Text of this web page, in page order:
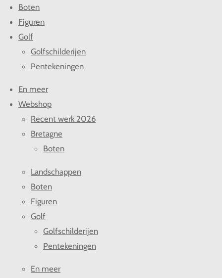
Boten
Figuren
Golf
Golfschilderijen
Pentekeningen
En meer
Webshop
Recent werk 2026
Bretagne
Boten
Landschappen
Boten
Figuren
Golf
Golfschilderijen
Pentekeningen
En meer